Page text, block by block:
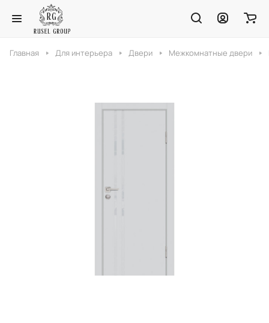
Главная Для интерьера Двери Межкомнатные двери